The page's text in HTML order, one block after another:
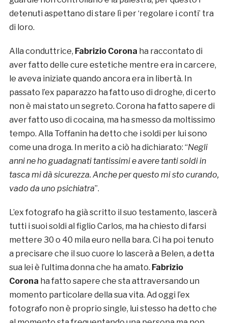
detenuti aspettano di stare lì per ‘regolare i conti’ tra
di loro.
Alla conduttrice, Fabrizio Corona ha raccontato di
aver fatto delle cure estetiche mentre era in carcere,
le aveva iniziate quando ancora era in libertà. In
passato l’ex paparazzo ha fatto uso di droghe, di certo
non è mai stato un segreto. Corona ha fatto sapere di
aver fatto uso di cocaina, ma ha smesso da moltissimo
tempo. Alla Toffanin ha detto che i soldi per lui sono
come una droga. In merito a ciò ha dichiarato: “Negli
anni ne ho guadagnati tantissimi e avere tanti soldi in
tasca mi dà sicurezza. Anche per questo mi sto curando,
vado da uno psichiatra”.
L’ex fotografo ha già scritto il suo testamento, lascerà
tutti i suoi soldi al figlio Carlos, ma ha chiesto di farsi
mettere 30 o 40 mila euro nella bara. Ci ha poi tenuto
a precisare che il suo cuore lo lascerà a Belen, a detta
sua lei è l’ultima donna che ha amato. Fabrizio
Corona ha fatto sapere che sta attraversando un
momento particolare della sua vita. Ad oggi l’ex
fotografo non è proprio single, lui stesso ha detto che